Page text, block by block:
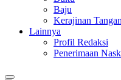
Baju
Kerajinan Tangan
Lainnya
Profil Redaksi
Penerimaan